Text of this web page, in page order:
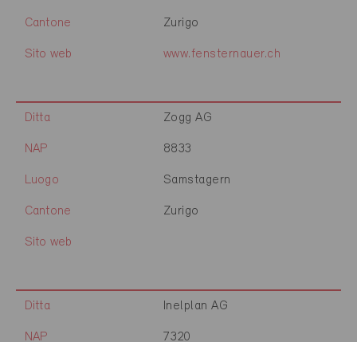
Cantone Zurigo
Sito web www.fensternauer.ch
Ditta Zogg AG
NAP 8833
Luogo Samstagern
Cantone Zurigo
Sito web
Ditta Inelplan AG
NAP 7320